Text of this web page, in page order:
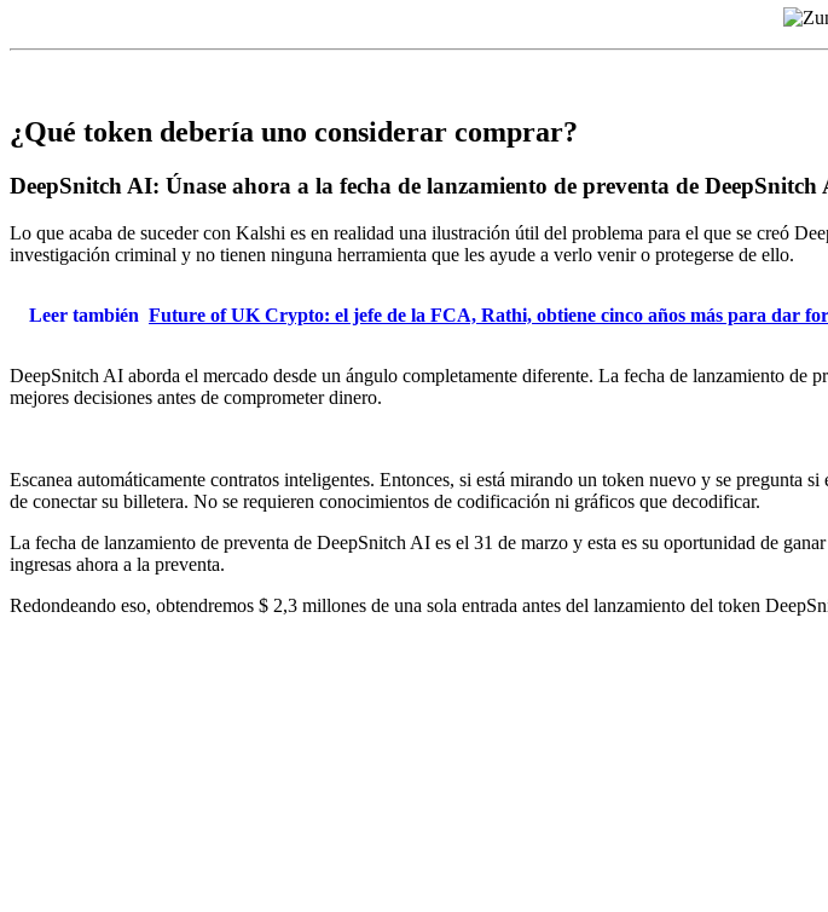
¿Qué token debería uno considerar comprar?
DeepSnitch AI: Únase ahora a la fecha de lanzamiento de preventa de
Lo que acaba de suceder con Kalshi es en realidad una ilustración útil del problema para el que se creó
investigación criminal y no tienen ninguna herramienta que les ayude a verlo venir o protegerse de ello.
Leer también Future of UK Crypto: el jefe de la FCA, Rathi, obtiene cinco años más para dar
DeepSnitch AI aborda el mercado desde un ángulo completamente diferente. La fecha de lanzamiento de
mejores decisiones antes de comprometer dinero.
Escanea automáticamente contratos inteligentes. Entonces, si está mirando un token nuevo y se
de conectar su billetera. No se requieren conocimientos de codificación ni gráficos que decodificar.
La fecha de lanzamiento de preventa de DeepSnitch AI es el 31 de marzo y esta es su oportunidad de
ingresas ahora a la preventa.
Redondeando eso, obtendremos $ 2,3 millones de una sola entrada antes del lanzamiento del token